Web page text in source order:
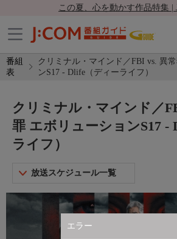
この夏、心を動かす作品特集 |
番組
表
クリミナル・マインド／FBI vs. 異
ンS17 - Dlife（ディーライフ）
エラー
クリミナル・マインド／
罪 エボリューションS17 -
ライフ）
放送スケジュール一覧